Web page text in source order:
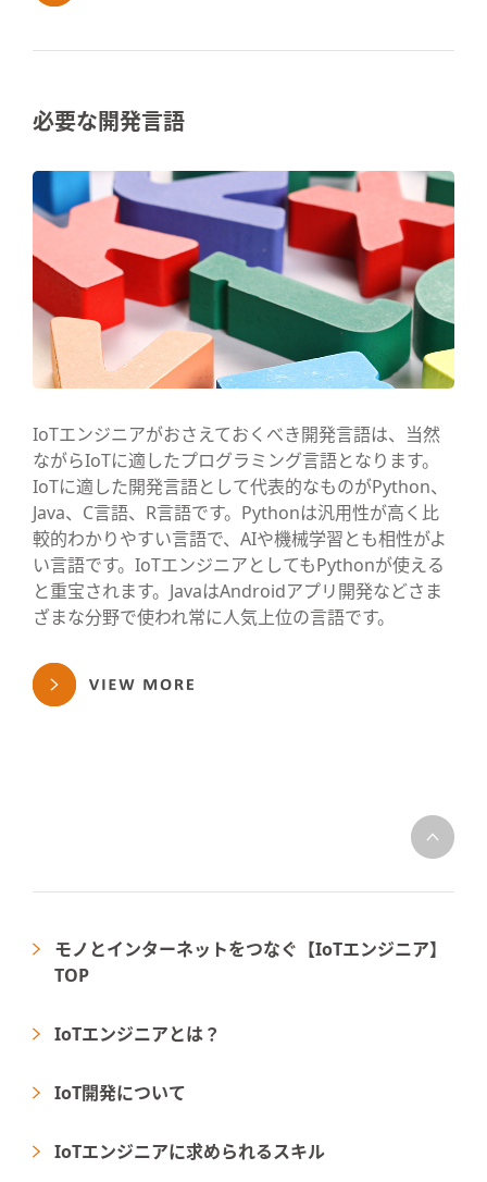
必要な開発言語
IoTエンジニアがおさえておくべき開発言語は、当然
ながらIoTに適したプログラミング言語となります。
IoTに適した開発言語として代表的なものがPython、
Java、C言語、R言語です。Pythonは汎用性が高く比
較的わかりやすい言語で、AIや機械学習とも相性がよ
い言語です。IoTエンジニアとしてもPythonが使える
と重宝されます。JavaはAndroidアプリ開発などさま
ざまな分野で使われ常に人気上位の言語です。
モノとインターネットをつなぐ【IoTエンジニア】
TOP
IoTエンジニアとは？
IoT開発について
IoTエンジニアに求められるスキル